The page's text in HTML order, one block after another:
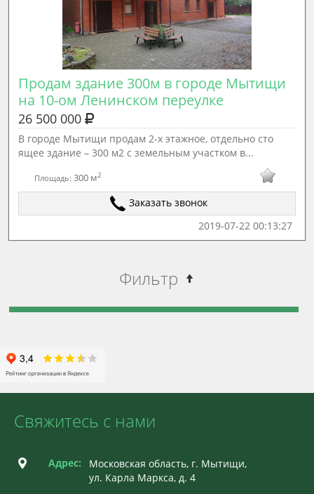
Продам здание 300м в городе Мытищи
на 10-ом Ленинском переулке
26 500 000
В городе Мытищи продам 2-х этажное, отдельно сто
ящее здание – 300 м2 с земельным участком в...
Площадь:300 м2
Заказать звонок
2019-07-22 00:13:27
Фильтр
Свяжитесь с нами
Адрес:
Московская область, г. Мытищи,
ул. Карла Маркса, д. 4